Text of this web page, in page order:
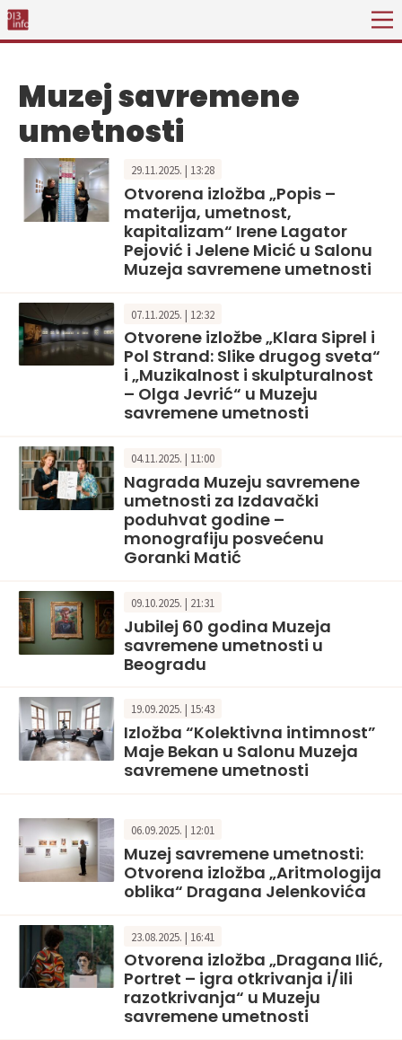
Muzej savremene
umetnosti
29.11.2025. | 13:28
Otvorena izložba „Popis –
materija, umetnost,
kapitalizam“ Irene Lagator
Pejović i Jelene Micić u Salonu
Muzeja savremene umetnosti
07.11.2025. | 12:32
Otvorene izložbe „Klara Siprel i
Pol Strand: Slike drugog sveta“
i „Muzikalnost i skulpturalnost
– Olga Jevrić“ u Muzeju
savremene umetnosti
04.11.2025. | 11:00
Nagrada Muzeju savremene
umetnosti za Izdavački
poduhvat godine –
monografiju posvećenu
Goranki Matić
09.10.2025. | 21:31
Jubilej 60 godina Muzeja
savremene umetnosti u
Beogradu
19.09.2025. | 15:43
Izložba “Kolektivna intimnost”
Maje Bekan u Salonu Muzeja
savremene umetnosti
06.09.2025. | 12:01
Muzej savremene umetnosti:
Otvorena izložba „Aritmologija
oblika“ Dragana Jelenkovića
23.08.2025. | 16:41
Otvorena izložba „Dragana Ilić,
Portret – igra otkrivanja i/ili
razotkrivanja“ u Muzeju
savremene umetnosti